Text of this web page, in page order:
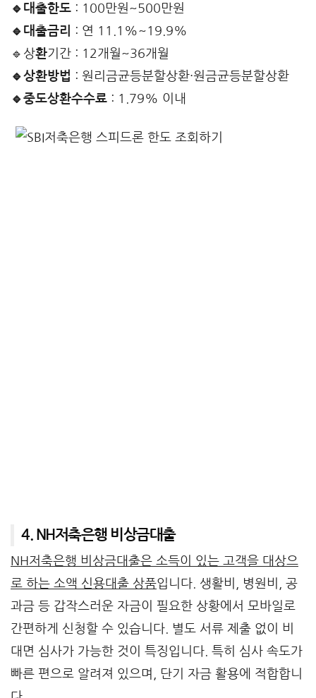
🔹대출한도 : 100만원~500만원
🔹대출금리
: 연 11.1%~19.9%
🔹상환기간 : 12개월~36개월
🔹상환방법 : 원리금균등분할상환·원금균등분할상환
🔹중도상환수수료 : 1.79% 이내
4. NH저축은행 비상금대출
NH저축은행 비상금대출은 소득이 있는 고객을 대상으
로 하는 소액 신용대출 상품입니다. 생활비, 병원비, 공
과금 등 갑작스러운 자금이 필요한 상황에서 모바일로
간편하게 신청할 수 있습니다. 별도 서류 제출 없이 비
대면 심사가 가능한 것이 특징입니다. 특히 심사 속도가
빠른 편으로 알려져 있으며, 단기 자금 활용에 적합합니